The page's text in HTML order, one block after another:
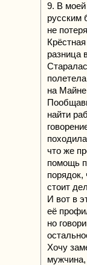
9. В
русским
не
разница
на Майне
найти
что же
помощь
порядок,
стоит
И вот в
её
но
Хочу
мужчина,